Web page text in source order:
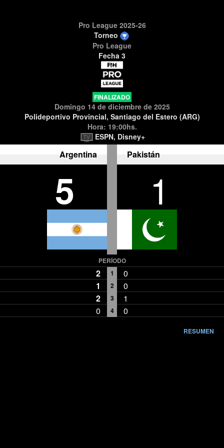
Pro League 2025-26
Torneo
Pro League
Fecha 3
FINALIZADO
Domingo 14 de diciembre de 2025
Polideportivo Provincial, Santiago del Estero (ARG)
Hora: 19:00hs.
ESPN, Disney+
Argentina Pakistán
5 1
PERÍODO
2 1
0
1
2
0
2
3
1
0
4 0
RESUMEN